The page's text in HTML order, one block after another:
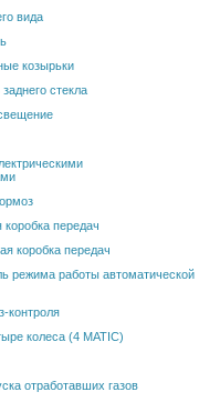
вида
козырьки
стекла
передач
коробка передач
режима работы автоматической
контроля
колеса (4 MATIC)
отработавших газов